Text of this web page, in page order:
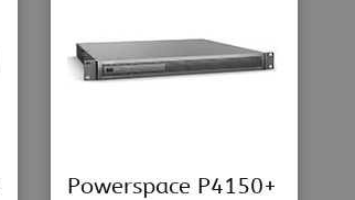
Powerspace P4150+